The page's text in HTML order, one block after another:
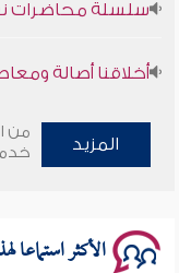
سلسلة محاضرات
المزيد
من
الأكثر استماعا